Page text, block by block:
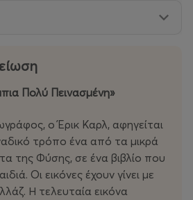
μαγικό κόσμο του θεάτρου.
εισιτήριο (θέση). Για παιδιά κάτω
12 ώρες πριν την
ή με το chat της More
παραγγελίας είτε μέσω email
Πολύ Πεινασμένη»
ο Έρικ Καρλ, αφηγείται
τρόπο ένα από τα μικρά
της Φύσης, σε ένα βιβλίο που
Οι εικόνες έχουν γίνει με
Η τελευταία εικόνα